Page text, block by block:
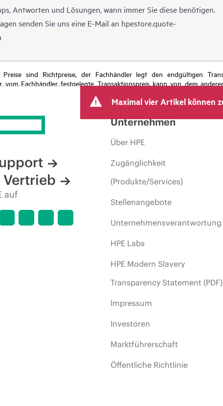
Antworten und Lösungen, wann immer Sie diese benötigen.
senden Sie uns eine E-Mail an hpestore.quote-
sind Richtpreise, der Fachhändler legt den endgültigen
vom Fachhändler festgelegte Transaktionspreis kann von dem
Produktverfügbarkeit, dem Ende der Lebensdauer von
Maximal vier Artikel können
Vertrieb
auf
Unternehmen
Über HPE
Zugänglichkeit
(Produkte/Services)
Stellenangebote
Unternehmensverantwortung
HPE Labs
HPE Modern Slavery
Transparency Statement (PDF)
Impressum
Investoren
Marktführerschaft
Öffentliche Richtlinie